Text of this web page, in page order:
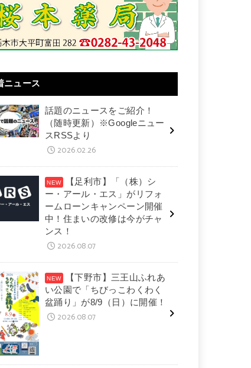
ニュース
話題のニュースをご紹介！
（随時更新）※Googleニュー
スRSSより
2026.02.26
【足利市】「（株）シ
ー・アール・エス」がリフォ
ームローンキャンペーン開催
中！住まいの改修は今がチャ
ンス！
2026.08.07
【下野市】三王山ふれあ
い公園で「ちびっこわくわく
盆踊り」が8/9（日）に開催！
2026.08.07